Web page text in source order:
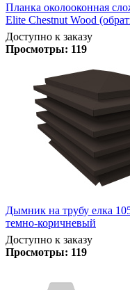
Планка околооконная
Elite Chestnut Wood
Доступно к заказу
Просмотры: 119
Дымник на трубу елка
темно-коричневый
Доступно к заказу
Просмотры: 119